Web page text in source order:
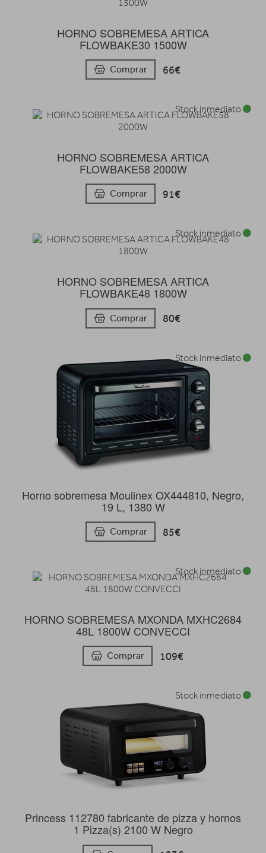
HORNO SOBREMESA ARTICA
FLOWBAKE30 1500W
Comprar 66€
HORNO SOBREMESA ARTICA
FLOWBAKE58 2000W
Comprar 91€
Stock inmediato
HORNO SOBREMESA ARTICA
FLOWBAKE48 1800W
Comprar 80€
Stock inmediato
Horno sobremesa Moulinex OX444810, Negro,
19 L, 1380 W
Comprar 85€
Stock inmediato
HORNO SOBREMESA MXONDA MXHC2684
48L 1800W CONVECCI
Comprar 109€
Stock inmediato
Princess 112780 fabricante de pizza y hornos
1 Pizza(s) 2100 W Negro
Stock inmediato